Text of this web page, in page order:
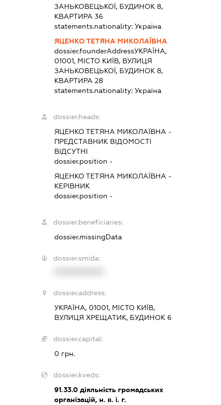
ЗАНЬКОВЕЦЬКОЇ, БУДИНОК 8,
КВАРТИРА 36
statements.nationality: Україна
ЯЦЕНКО ТЕТЯНА МИКОЛАЇВНА
dossier.founderAddressУКРАЇНА,
01001, МІСТО КИЇВ, ВУЛИЦЯ
ЗАНЬКОВЕЦЬКОЇ, БУДИНОК 8,
КВАРТИРА 28
statements.nationality: Україна
dossier.heads:
ЯЦЕНКО ТЕТЯНА МИКОЛАЇВНА -
ПРЕДСТАВНИК ВІДОМОСТІ
ВІДСУТНІ
dossier.position -
ЯЦЕНКО ТЕТЯНА МИКОЛАЇВНА -
КЕРІВНИК
dossier.position -
dossier.beneficiaries:
dossier.missingData
dossier.smida:
dossier.address:
УКРАЇНА, 01001, МІСТО КИЇВ,
ВУЛИЦЯ ХРЕЩАТИК, БУДИНОК 6
dossier.capital:
0 грн.
dossier.kveds:
91.33.0діяльність громадських
організацій, н. в. і. г.